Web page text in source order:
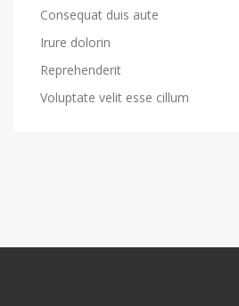
Consequat duis aute
Irure dolorin
Reprehenderit
Voluptate velit esse cillum